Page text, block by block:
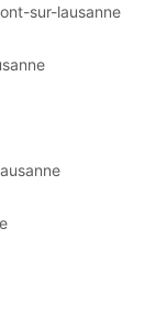
sur-lausanne